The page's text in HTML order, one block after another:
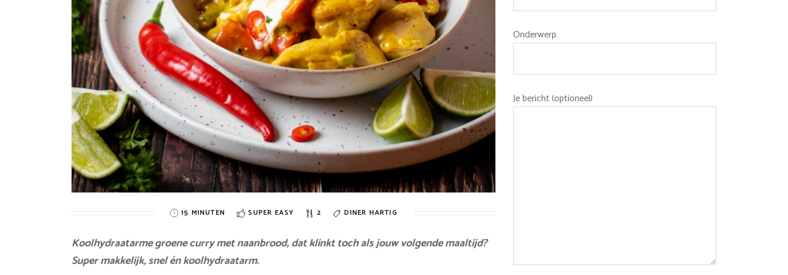
15 MINUTEN SUPER EASY 2 DINER HARTIG
Koolhydraatarme groene curry met naanbrood, dat klinkt toch als jouw volgende maaltijd?
Super makkelijk, snel én koolhydraatarm.
Onderwerp
Je bericht (optioneel)